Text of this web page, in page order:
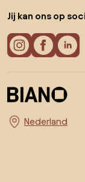
Jij kan ons op
Kies land